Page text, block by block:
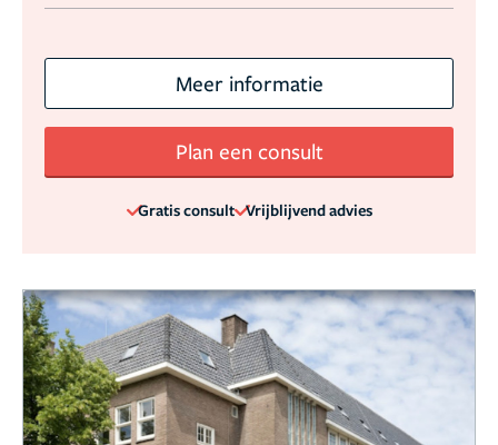
Meer informatie
Plan een consult
Gratis consult Vrijblijvend advies